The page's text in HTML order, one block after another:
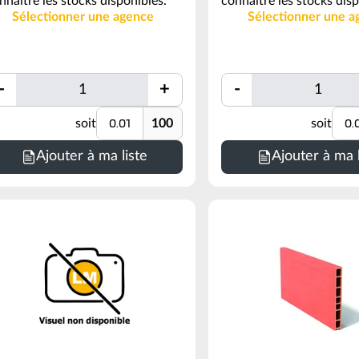
Sélectionner une agence
Quantité
- Quantité +
soit Unité 100
Ajouter à ma liste
Sélectionner une
- Quantité
soit
Ajouter à ma
commande